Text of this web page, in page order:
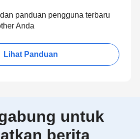
panduan pengguna terbaru
Anda
Lihat Panduan
untuk
berita